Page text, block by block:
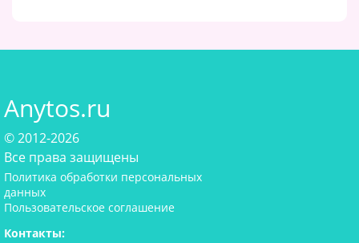
Anytos.ru
© 2012-2026
Все права защищены
Политика обработки персональных
данных
Пользовательское соглашение
Контакты: